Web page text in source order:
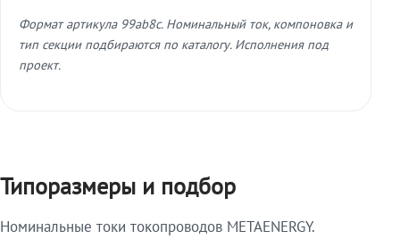
Формат артикула 99ab8c. Номинальный ток, компоновка и
тип секции подбираются по каталогу. Исполнения под
проект.
Типоразмеры и подбор
Номинальные токи токопроводов METAENERGY.